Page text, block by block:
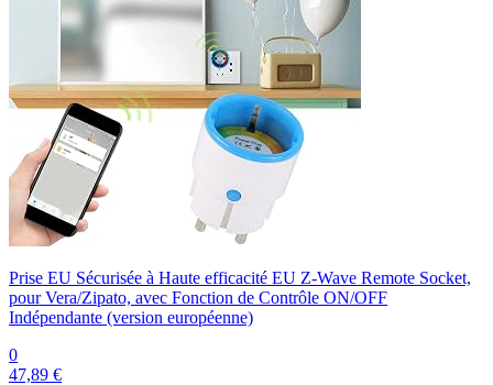
Prise EU Sécurisée à Haute efficacité EU Z-Wave Remote Socket,
pour Vera/Zipato, avec Fonction de Contrôle ON/OFF
Indépendante (version européenne)
0
47,89 €